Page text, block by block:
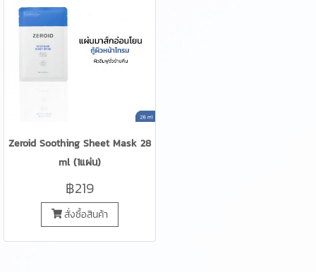
Zeroid Soothing Sheet Mask 28
ml (1แผ่น)
฿219
สั่งซื้อสินค้า